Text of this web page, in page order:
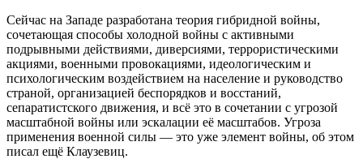
Сейчас на Западе разработана теория гибридной войны,
сочетающая способы холодной войны с активными
подрывными действиями, диверсиями, террористическими
акциями, военными провокациями, идеологическим и
психологическим воздействием на население и руководство
страной, организацией беспорядков и восстаний,
сепаратистского движения, и всё это в сочетании с угрозой
масштабной войны или эскалации её масштабов. Угроза
применения военной силы — это уже элемент войны, об этом
писал ещё Клаузевиц.